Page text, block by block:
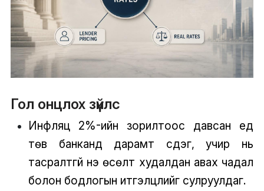
Гол онцлох зүйлс
Инфляц 2%-ийн зорилтоос давсан үед
төв банканд дарамт үүсдэг, учир нь
тасралтгүй үнэ өсөлт худалдан авах чадал
болон бодлогын итгэлцлийг сулруулдаг.